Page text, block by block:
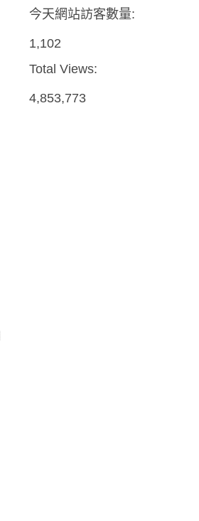
今天網站訪客數量:
1,102
Total Views:
4,853,773